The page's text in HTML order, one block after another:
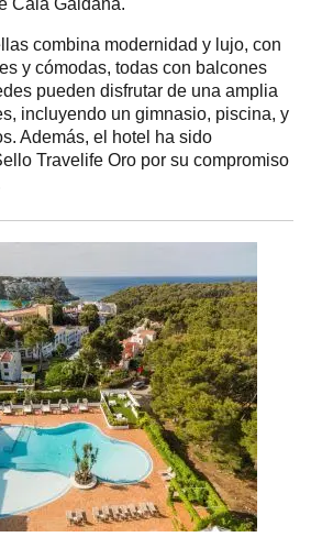
combina modernidad y lujo, con
y cómodas, todas con balcones
pueden disfrutar de una amplia
incluyendo un gimnasio, piscina, y
Además, el hotel ha sido
Travelife Oro por su compromiso